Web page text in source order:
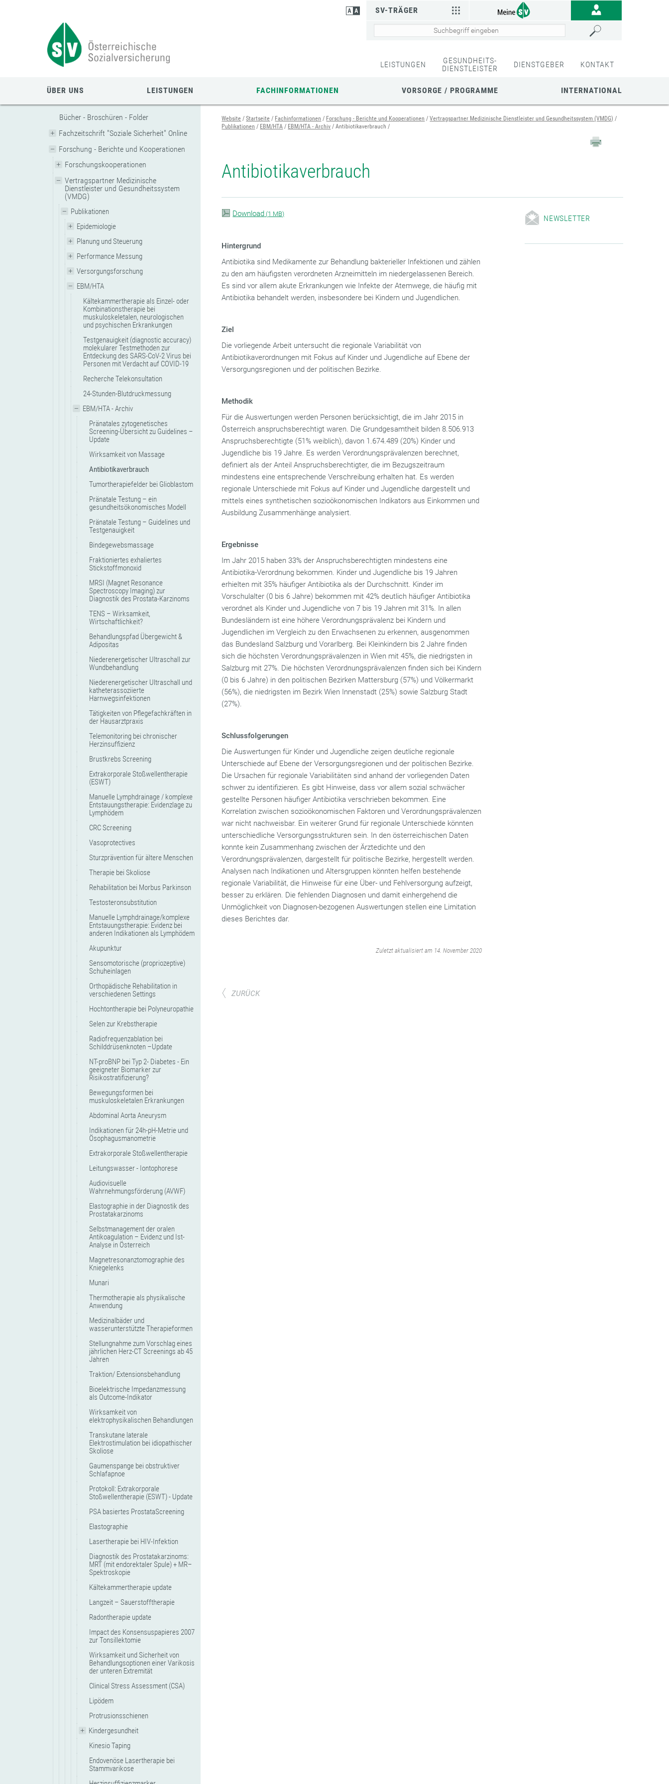
SV-TRÄGER
LEISTUNGEN
GESUNDHEITS-
DIENSTLEISTER
DIENSTGEBER KONTAKT
ÜBER UNS LEISTUNGEN FACHINFORMATIONEN VORSORGE / PROGRAMME INTERNATIONAL
Bücher - Broschüren - Folder
Fachzeitschrift "Soziale Sicherheit" Online
Forschung - Berichte und Kooperationen
Forschungskooperationen
Vertragspartner Medizinische
Dienstleister und Gesundheitssystem
(VMDG)
Publikationen
Epidemiologie
Planung und Steuerung
Performance Messung
Versorgungsforschung
EBM/HTA
Kältekammertherapie als Einzel- oder
Kombinationstherapie bei
muskuloskeletalen, neurologischen
und psychischen Erkrankungen
Testgenauigkeit (diagnostic accuracy)
molekularer Testmethoden zur
Entdeckung des SARS-CoV-2 Virus bei
Personen mit Verdacht auf COVID-19
Recherche Telekonsultation
24-Stunden-Blutdruckmessung
EBM/HTA - Archiv
Pränatales zytogenetisches
Screening-Übersicht zu Guidelines –
Update
Wirksamkeit von Massage
Antibiotikaverbrauch
Tumortherapiefelder bei Glioblastom
Pränatale Testung – ein
gesundheitsökonomisches Modell
Pränatale Testung – Guidelines und
Testgenauigkeit
Bindegewebsmassage
Fraktioniertes exhaliertes
Stickstoffmonoxid
MRSI (Magnet Resonance
Spectroscopy Imaging) zur
Diagnostik des Prostata-Karzinoms
TENS – Wirksamkeit,
Wirtschaftlichkeit?
Behandlungspfad Übergewicht &
Adipositas
Niederenergetischer Ultraschall zur
Wundbehandlung
Niederenergetischer Ultraschall und
katheterassoziierte
Harnwegsinfektionen
Tätigkeiten von Pflegefachkräften in
der Hausarztpraxis
Telemonitoring bei chronischer
Herzinsuffizienz
Brustkrebs Screening
Extrakorporale Stoßwellentherapie
(ESWT)
Manuelle Lymphdrainage / komplexe
Entstauungstherapie: Evidenzlage zu
Lymphödem
CRC Screening
Vasoprotectives
Sturzprävention für ältere Menschen
Therapie bei Skoliose
Rehabilitation bei Morbus Parkinson
Testosteronsubstitution
Manuelle Lymphdrainage/komplexe
Entstauungstherapie: Evidenz bei
anderen Indikationen als Lymphödem
Akupunktur
Sensomotorische (propriozeptive)
Schuheinlagen
Orthopädische Rehabilitation in
verschiedenen Settings
Hochtontherapie bei Polyneuropathie
Selen zur Krebstherapie
Radiofrequenzablation bei
Schilddrüsenknoten –Update
NT-proBNP bei Typ 2- Diabetes - Ein
geeigneter Biomarker zur
Risikostratifizierung?
Bewegungsformen bei
muskuloskeletalen Erkrankungen
Abdominal Aorta Aneurysm
Indikationen für 24h-pH-Metrie und
Ösophagusmanometrie
Extrakorporale Stoßwellentherapie
Leitungswasser - Iontophorese
Audiovisuelle
Wahrnehmungsförderung (AVWF)
Elastographie in der Diagnostik des
Prostatakarzinoms
Selbstmanagement der oralen
Antikoagulation – Evidenz und Ist-
Analyse in Österreich
Magnetresonanztomographie des
Kniegelenks
Munari
Thermotherapie als physikalische
Anwendung
Medizinalbäder und
wasserunterstützte Therapieformen
Stellungnahme zum Vorschlag eines
jährlichen Herz-CT Screenings ab 45
Jahren
Traktion/ Extensionsbehandlung
Bioelektrische Impedanzmessung
als Outcome-Indikator
Wirksamkeit von
elektrophysikalischen Behandlungen
Transkutane laterale
Elektrostimulation bei idiopathischer
Skoliose
Gaumenspange bei obstruktiver
Schlafapnoe
Protokoll: Extrakorporale
Stoßwellentherapie (ESWT) - Update
PSA basiertes ProstataScreening
Elastographie
Lasertherapie bei HIV-Infektion
Diagnostik des Prostatakarzinoms:
MRT (mit endorektaler Spule) + MR–
Spektroskopie
Kältekammertherapie update
Langzeit – Sauerstofftherapie
Radontherapie update
Impact des Konsensuspapieres 2007
zur Tonsillektomie
Wirksamkeit und Sicherheit von
Behandlungsoptionen einer Varikosis
der unteren Extremität
Clinical Stress Assessment (CSA)
Lipödem
Protrusionsschienen
Kindergesundheit
Kinesio Taping
Endovenöse Lasertherapie bei
Stammvarikose
Website Startseite Fachinformationen Forschung - Berichte und Kooperationen
Vertragspartner Medizinische Dienstleister und Gesundheitssystem (VMDG)
Publikationen
EBM/HTA EBM/HTA - Archiv Antibiotikaverbrauch
Antibiotikaverbrauch
Download (1 MB)
Hintergrund
Antibiotika sind Medikamente zur Behandlung bakterieller Infektionen und zählen
zu den am häufigsten verordneten Arzneimitteln im niedergelassenen Bereich.
Es sind vor allem akute Erkrankungen wie Infekte der Atemwege, die häufig mit
Antibiotika behandelt werden, insbesondere bei Kindern und Jugendlichen.
Ziel
Die vorliegende Arbeit untersucht die regionale Variabilität von
Antibiotikaverordnungen mit Fokus auf Kinder und Jugendliche auf Ebene der
Versorgungsregionen und der politischen Bezirke.
Methodik
Für die Auswertungen werden Personen berücksichtigt, die im Jahr 2015 in
Österreich anspruchsberechtigt waren. Die Grundgesamtheit bilden 8.506.913
Anspruchsberechtigte (51% weiblich), davon 1.674.489 (20%) Kinder und
Jugendliche bis 19 Jahre. Es werden Verordnungsprävalenzen berechnet,
definiert als der Anteil Anspruchsberechtigter, die im Bezugszeitraum
mindestens eine entsprechende Verschreibung erhalten hat. Es werden
regionale Unterschiede mit Fokus auf Kinder und Jugendliche dargestellt und
mittels eines synthetischen sozioökonomischen Indikators aus Einkommen und
Ausbildung Zusammenhänge analysiert.
Ergebnisse
Im Jahr 2015 haben 33% der Anspruchsberechtigten mindestens eine
Antibiotika-Verordnung bekommen. Kinder und Jugendliche bis 19 Jahren
erhielten mit 35% häufiger Antibiotika als der Durchschnitt. Kinder im
Vorschulalter (0 bis 6 Jahre) bekommen mit 42% deutlich häufiger Antibiotika
verordnet als Kinder und Jugendliche von 7 bis 19 Jahren mit 31%. In allen
Bundesländern ist eine höhere Verordnungsprävalenz bei Kindern und
Jugendlichen im Vergleich zu den Erwachsenen zu erkennen, ausgenommen
das Bundesland Salzburg und Vorarlberg. Bei Kleinkindern bis 2 Jahre finden
sich die höchsten Verordnungsprävalenzen in Wien mit 45%, die niedrigsten in
Salzburg mit 27%. Die höchsten Verordnungsprävalenzen finden sich bei Kindern
(0 bis 6 Jahre) in den politischen Bezirken Mattersburg (57%) und Völkermarkt
(56%), die niedrigsten im Bezirk Wien Innenstadt (25%) sowie Salzburg Stadt
(27%).
Schlussfolgerungen
Die Auswertungen für Kinder und Jugendliche zeigen deutliche regionale
Unterschiede auf Ebene der Versorgungsregionen und der politischen Bezirke.
Die Ursachen für regionale Variabilitäten sind anhand der vorliegenden Daten
schwer zu identifizieren. Es gibt Hinweise, dass vor allem sozial schwächer
gestellte Personen häufiger Antibiotika verschrieben bekommen. Eine
Korrelation zwischen sozioökonomischen Faktoren und Verordnungsprävalenzen
war nicht nachweisbar. Ein weiterer Grund für regionale Unterschiede könnten
unterschiedliche Versorgungsstrukturen sein. In den österreichischen Daten
konnte kein Zusammenhang zwischen der Ärztedichte und den
Verordnungsprävalenzen, dargestellt für politische Bezirke, hergestellt werden.
Analysen nach Indikationen und Altersgruppen könnten helfen bestehende
regionale Variabilität, die Hinweise für eine Über- und Fehlversorgung aufzeigt,
besser zu erklären. Die fehlenden Diagnosen und damit einhergehend die
Unmöglichkeit von Diagnosen-bezogenen Auswertungen stellen eine Limitation
dieses Berichtes dar.
‌Zuletzt aktualisiert am 14. November 2020
NEWSLETTER
ZURÜCK